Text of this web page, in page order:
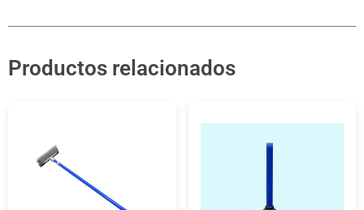
Productos relacionados